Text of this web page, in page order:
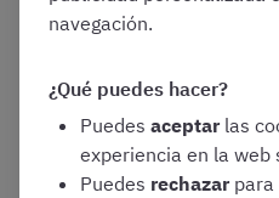
preguntas anuladas o
preguntas OpositaTest de
normativa vigente.Además
acompañada de su
norma o concepto que la
navegación.
¿Qué puedes hacer?
Puedes aceptar las
experiencia en la web
Puedes rechazar para